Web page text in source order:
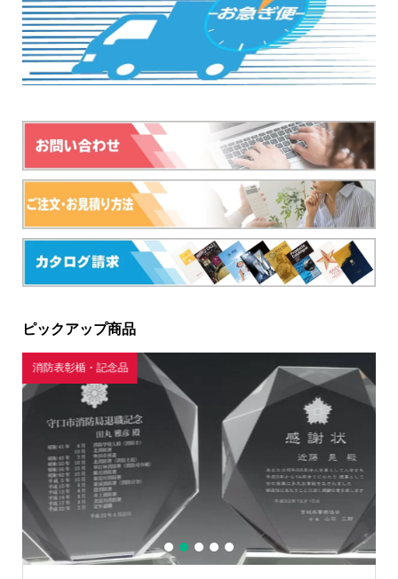
ピックアップ商品
消防表彰楯・記念品
1 2 3 4 5